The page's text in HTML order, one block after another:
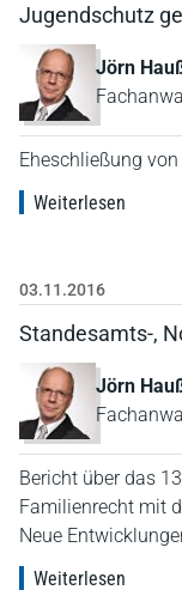
Jugendschutz
Jörn
Eheschließung
Weiterlesen
03.11.2016
Standesamts-,
Jörn
Bericht über das
Familienrecht mit
Neue
Weiterlesen